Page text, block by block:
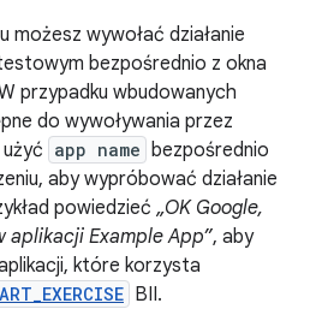
możesz wywołać działanie
bezpośrednio z okna
przypadku wbudowanych
do wywoływania przez
app name bezpośrednio
aby wypróbować działanie
powiedzieć „OK Google,
Example App”, aby
które korzysta
BII.